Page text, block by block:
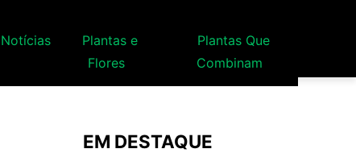
Notícias
Plantas e
Flores
Plantas Que
Combinam
EM DESTAQUE